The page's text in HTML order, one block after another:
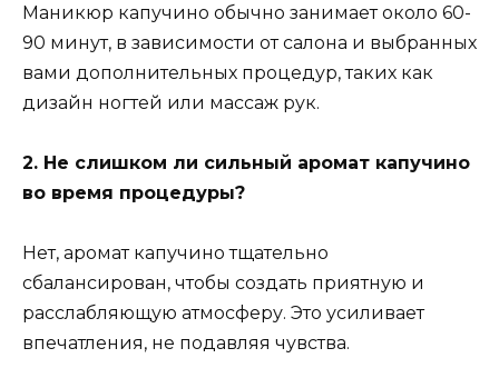
Маникюр капучино обычно занимает около 60-
90 минут, в зависимости от салона и выбранных
вами дополнительных процедур, таких как
дизайн ногтей или массаж рук.
2. Не слишком ли сильный аромат капучино
во время процедуры?
Нет, аромат капучино тщательно
сбалансирован, чтобы создать приятную и
расслабляющую атмосферу. Это усиливает
впечатления, не подавляя чувства.